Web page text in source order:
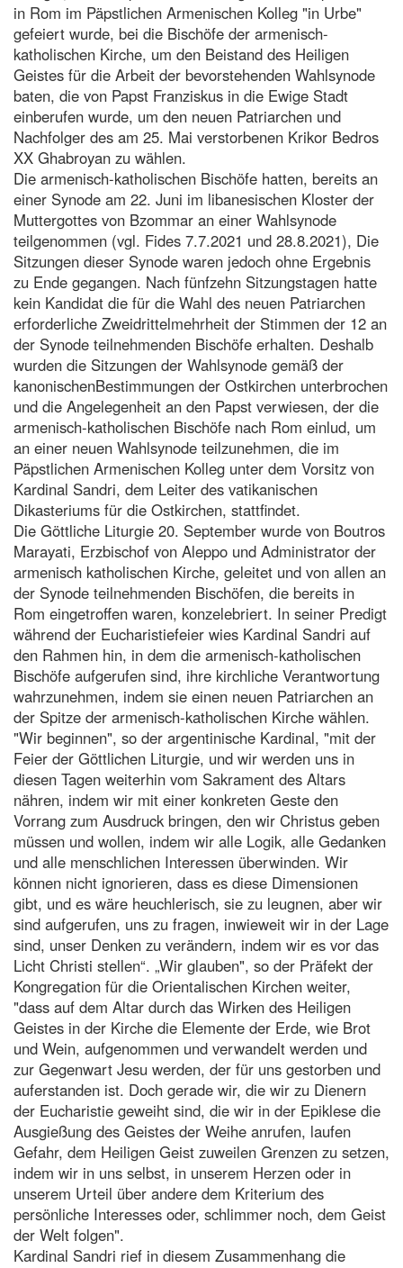
in Rom im Päpstlichen Armenischen Kolleg "in Urbe"
gefeiert wurde, bei die Bischöfe der armenisch-
katholischen Kirche, um den Beistand des Heiligen
Geistes für die Arbeit der bevorstehenden Wahlsynode
baten, die von Papst Franziskus in die Ewige Stadt
einberufen wurde, um den neuen Patriarchen und
Nachfolger des am 25. Mai verstorbenen Krikor Bedros
XX Ghabroyan zu wählen.
Die armenisch-katholischen Bischöfe hatten, bereits an
einer Synode am 22. Juni im libanesischen Kloster der
Muttergottes von Bzommar an einer Wahlsynode
teilgenommen (vgl. Fides 7.7.2021 und 28.8.2021), Die
Sitzungen dieser Synode waren jedoch ohne Ergebnis
zu Ende gegangen. Nach fünfzehn Sitzungstagen hatte
kein Kandidat die für die Wahl des neuen Patriarchen
erforderliche Zweidrittelmehrheit der Stimmen der 12 an
der Synode teilnehmenden Bischöfe erhalten. Deshalb
wurden die Sitzungen der Wahlsynode gemäß der
kanonischenBestimmungen der Ostkirchen unterbrochen
und die Angelegenheit an den Papst verwiesen, der die
armenisch-katholischen Bischöfe nach Rom einlud, um
an einer neuen Wahlsynode teilzunehmen, die im
Päpstlichen Armenischen Kolleg unter dem Vorsitz von
Kardinal Sandri, dem Leiter des vatikanischen
Dikasteriums für die Ostkirchen, stattfindet.
Die Göttliche Liturgie 20. September wurde von Boutros
Marayati, Erzbischof von Aleppo und Administrator der
armenisch katholischen Kirche, geleitet und von allen an
der Synode teilnehmenden Bischöfen, die bereits in
Rom eingetroffen waren, konzelebriert. In seiner Predigt
während der Eucharistiefeier wies Kardinal Sandri auf
den Rahmen hin, in dem die armenisch-katholischen
Bischöfe aufgerufen sind, ihre kirchliche Verantwortung
wahrzunehmen, indem sie einen neuen Patriarchen an
der Spitze der armenisch-katholischen Kirche wählen.
"Wir beginnen", so der argentinische Kardinal, "mit der
Feier der Göttlichen Liturgie, und wir werden uns in
diesen Tagen weiterhin vom Sakrament des Altars
nähren, indem wir mit einer konkreten Geste den
Vorrang zum Ausdruck bringen, den wir Christus geben
müssen und wollen, indem wir alle Logik, alle Gedanken
und alle menschlichen Interessen überwinden. Wir
können nicht ignorieren, dass es diese Dimensionen
gibt, und es wäre heuchlerisch, sie zu leugnen, aber wir
sind aufgerufen, uns zu fragen, inwieweit wir in der Lage
sind, unser Denken zu verändern, indem wir es vor das
Licht Christi stellen“. „Wir glauben", so der Präfekt der
Kongregation für die Orientalischen Kirchen weiter,
"dass auf dem Altar durch das Wirken des Heiligen
Geistes in der Kirche die Elemente der Erde, wie Brot
und Wein, aufgenommen und verwandelt werden und
zur Gegenwart Jesu werden, der für uns gestorben und
auferstanden ist. Doch gerade wir, die wir zu Dienern
der Eucharistie geweiht sind, die wir in der Epiklese die
Ausgießung des Geistes der Weihe anrufen, laufen
Gefahr, dem Heiligen Geist zuweilen Grenzen zu setzen,
indem wir in uns selbst, in unserem Herzen oder in
unserem Urteil über andere dem Kriterium des
persönliche Interesses oder, schlimmer noch, dem Geist
der Welt folgen".
Kardinal Sandri rief in diesem Zusammenhang die